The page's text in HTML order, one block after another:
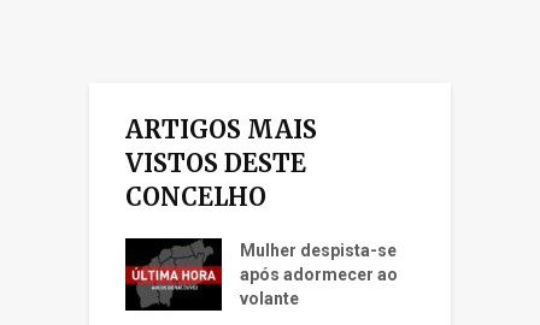
ARTIGOS MAIS
VISTOS DESTE
CONCELHO
Mulher despista-se
após adormecer ao
volante